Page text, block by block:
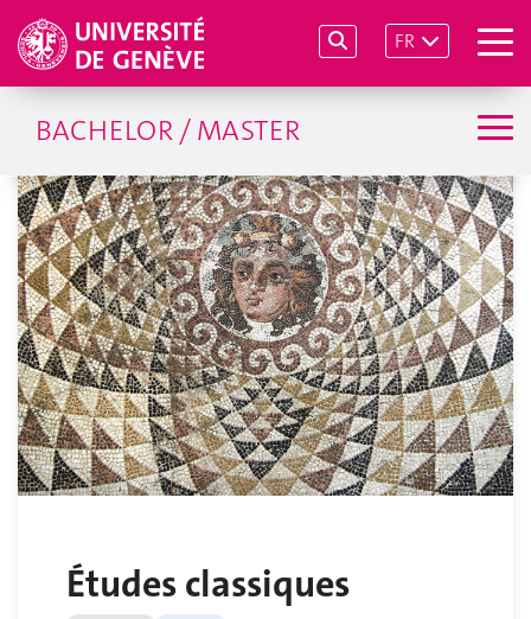
FR
BACHELOR / MASTER
Études classiques